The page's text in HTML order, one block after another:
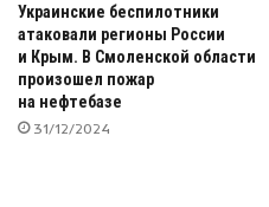
Украинские беспилотники
атаковали регионы России
и Крым. В Смоленской области
произошел пожар
на нефтебазе
31/12/2024